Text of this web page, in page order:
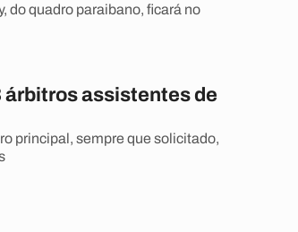
do quadro paraibano, ficará no
árbitros assistentes de
principal, sempre que solicitado,